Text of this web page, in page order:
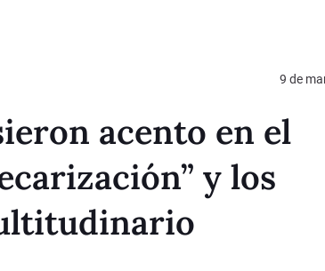
9 de
acento en el
y los